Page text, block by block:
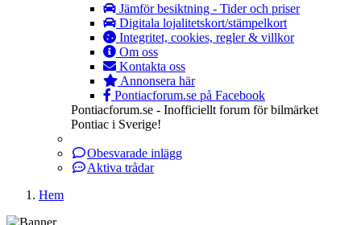
Jämför besiktning - Tider och priser
Digitala lojalitetskort/stämpelkort
Integritet, cookies, regler & villkor
Om oss
Kontakta oss
Annonsera här
Pontiacforum.se på Facebook
Pontiacforum.se - Inofficiellt forum för bilmärket
Pontiac i Sverige!
Obesvarade inlägg
Aktiva trådar
Hem